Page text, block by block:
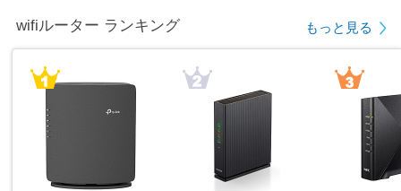
wifiルーター ランキング もっと見る